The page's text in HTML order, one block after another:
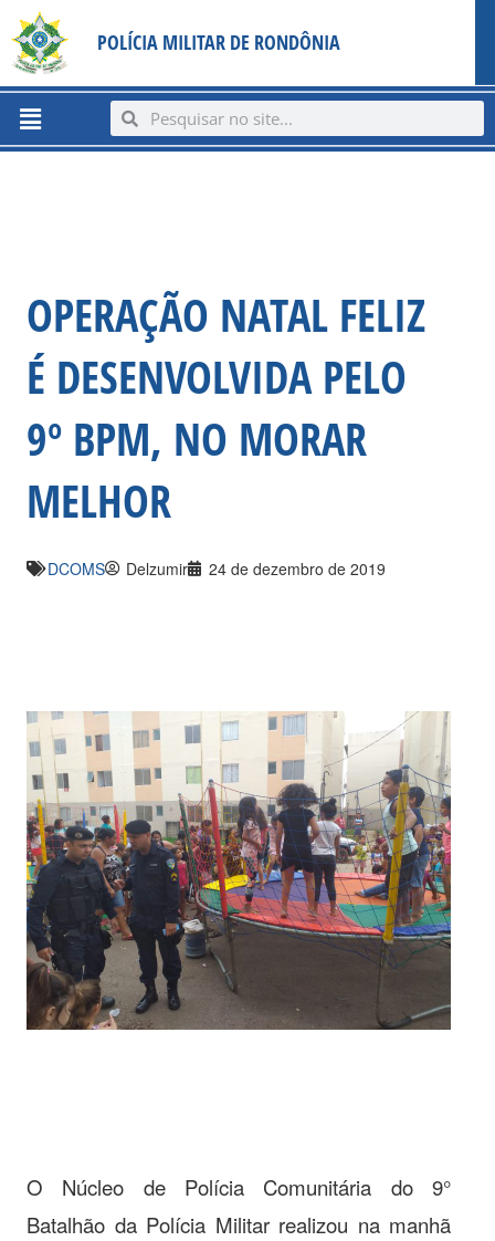
content
para
conteúdo
POLÍCIA MILITAR DE RONDÔNIA
Menu SearchSearch
OPERAÇÃO NATAL FELIZ
É DESENVOLVIDA PELO
9º BPM, NO MORAR
MELHOR
DCOMS Delzumir 24 de dezembro de 2019
O Núcleo de Polícia Comunitária do 9°
Batalhão da Polícia Militar realizou na manhã